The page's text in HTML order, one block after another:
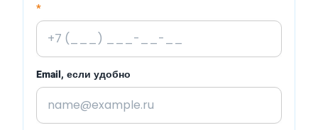
*
Email, если удобно